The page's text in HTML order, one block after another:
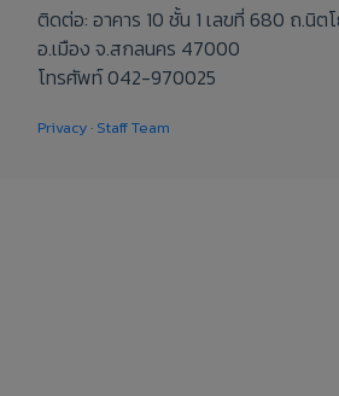
ติดต่อ: อาคาร 10 ชั้น 1 เลขที่ 680 ถ.นิต
อ.เมือง จ.สกลนคร 47000
โทรศัพท์ 042-970025
Privacy· Staff Team